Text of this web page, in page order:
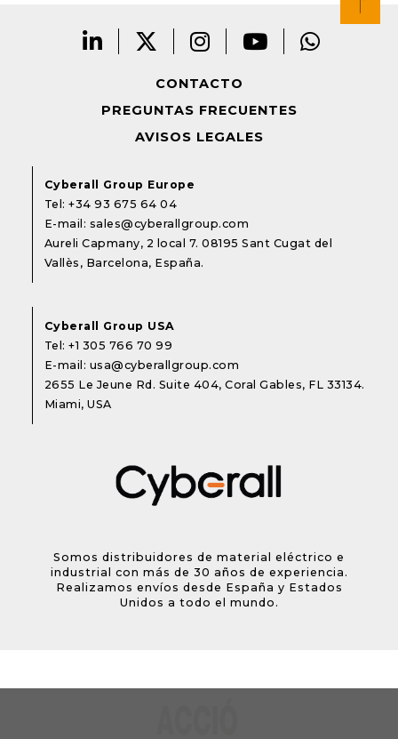
CONTACTO
PREGUNTAS FRECUENTES
AVISOS LEGALES
Cyberall Group Europe
Tel:+34 93 675 64 04
E-mail: sales@cyberallgroup.com
Aureli Capmany, 2 local 7. 08195 Sant Cugat del
Vallès, Barcelona, España.
Cyberall Group USA
Tel:+1 305 766 70 99
E-mail: usa@cyberallgroup.com
2655 Le Jeune Rd. Suite 404, Coral Gables, FL 33134.
Miami, USA
Somos distribuidores de material eléctrico e
industrial con más de 30 años de experiencia.
Realizamos envíos desde España y Estados
Unidos a todo el mundo.